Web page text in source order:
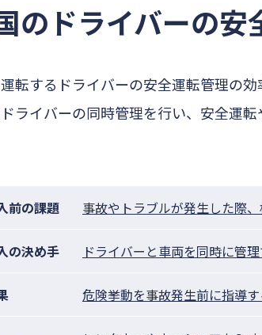
のドライバーの
転するドライバーの安全運転管理の
ライバーの同時管理を行い、安全運
前の課題 事故やトラブルが発生した際
の決め手 ドライバーと車両を同時に管
危険挙動を事故発生前に指導